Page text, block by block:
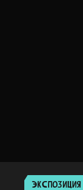
ЭКСПОЗИЦИЯ